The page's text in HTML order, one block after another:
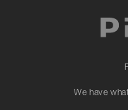
We have